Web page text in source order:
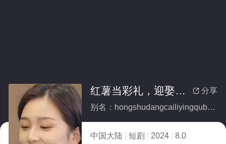
 分享
红薯当彩礼，迎娶百亿女总裁（我把红薯卖了十个亿）(全集)
别名：hongshudangcailiyingqubaiyinvzongcaiwobahongshumailiaoshigeyi
中国大陆 短剧 2024
8.0